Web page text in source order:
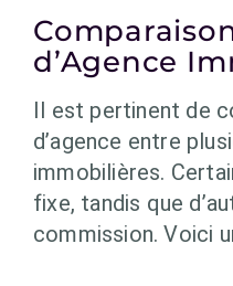
d’Agence
Il est pertinent de
d’agence entre
immobilières.
fixe, tandis que
commission. Voici